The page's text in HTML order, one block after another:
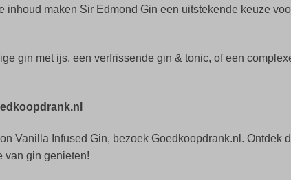
inhoud maken Sir Edmond Gin een uitstekende keuze
gin met ijs, een verfrissende gin & tonic, of een
Vanilla Infused Gin, bezoek Goedkoopdrank.nl. Ontdek
van gin genieten!